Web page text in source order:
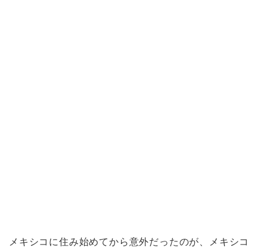
メキシコに住み始めてから意外だったのが、メキシコ